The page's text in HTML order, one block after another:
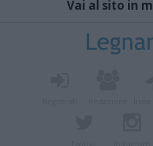
Vai al sito in